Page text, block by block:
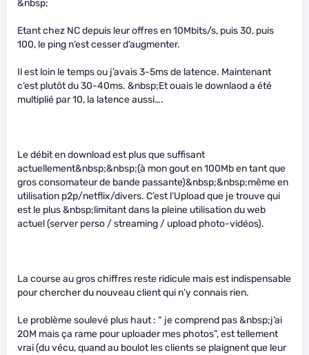
&nbsp;
Etant chez NC depuis leur offres en 10Mbits/s, puis 30, puis
100, le ping n’est cesser d’augmenter.
Il est loin le temps ou j’avais 3-5ms de latence. Maintenant
c’est plutôt du 30-40ms. &nbsp;Et ouais le downlaod a été
multiplié par 10, la latence aussi….
Le débit en download est plus que suffisant
actuellement&nbsp;&nbsp;(à mon gout en 100Mb en tant que
gros consomateur de bande passante)&nbsp;&nbsp;même en
utilisation p2p/netflix/divers. C’est l’Upload que je trouve qui
est le plus &nbsp;limitant dans la pleine utilisation du web
actuel (server perso / streaming / upload photo-vidéos).
La course au gros chiffres reste ridicule mais est indispensable
pour chercher du nouveau client qui n’y connais rien.
Le problème soulevé plus haut : “ je comprend pas &nbsp;j’ai
20M mais ça rame pour uploader mes photos”, est tellement
vrai (du vécu, quand au boulot les clients se plaignent que leur